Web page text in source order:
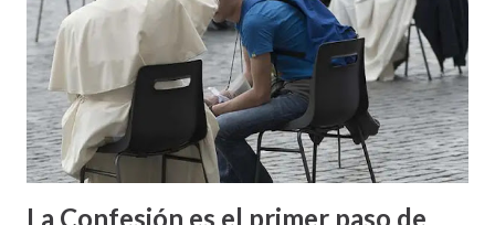
La Confesión es el primer paso de